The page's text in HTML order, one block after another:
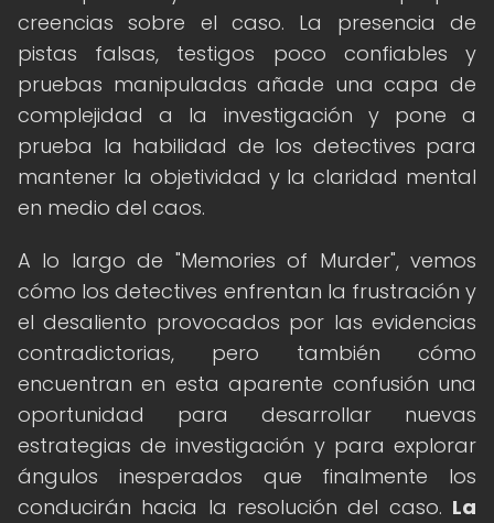
creencias sobre el caso. La presencia de
pistas falsas, testigos poco confiables y
pruebas manipuladas añade una capa de
complejidad a la investigación y pone a
prueba la habilidad de los detectives para
mantener la objetividad y la claridad mental
en medio del caos.
A lo largo de "Memories of Murder", vemos
cómo los detectives enfrentan la frustración y
el desaliento provocados por las evidencias
contradictorias, pero también cómo
encuentran en esta aparente confusión una
oportunidad para desarrollar nuevas
estrategias de investigación y para explorar
ángulos inesperados que finalmente los
conducirán hacia la resolución del caso. La